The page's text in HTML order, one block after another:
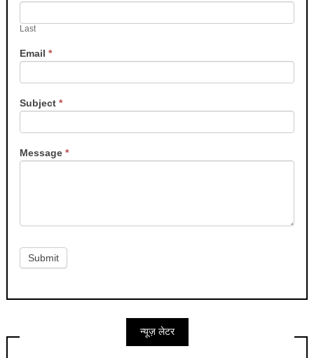
Last
Email*
Subject*
Message*
Submit
न्यूज़ लेटर